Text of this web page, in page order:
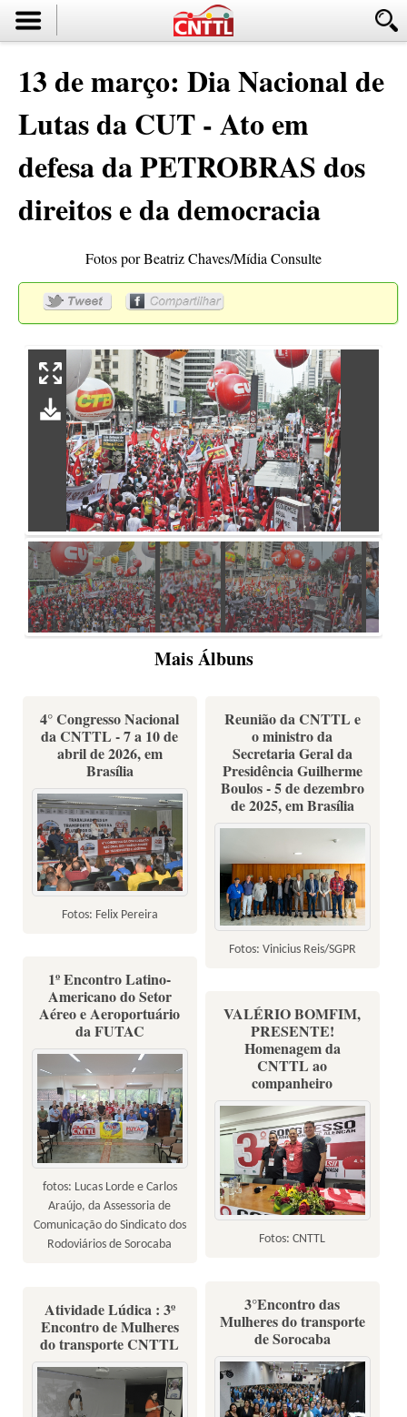
13 de março: Dia Nacional de
Lutas da CUT - Ato em
defesa da PETROBRAS dos
direitos e da democracia
Fotos por Beatriz Chaves/Mídia Consulte
Mais Álbuns
4° Congresso Nacional
da CNTTL - 7 a 10 de
abril de 2026, em
Brasília
Fotos: Felix Pereira
Reunião da CNTTL e
o ministro da
Secretaria Geral da
Presidência Guilherme
Boulos - 5 de dezembro
de 2025, em Brasília
Fotos: Vinicius Reis/SGPR
1º Encontro Latino-
Americano do Setor
Aéreo e Aeroportuário
da FUTAC
fotos: Lucas Lorde e Carlos
Araújo, da Assessoria de
Comunicação do Sindicato dos
Rodoviários de Sorocaba
VALÉRIO BOMFIM,
PRESENTE!
Homenagem da
CNTTL ao
companheiro
Fotos: CNTTL
3°Encontro das
Mulheres do transporte
de Sorocaba
Atividade Lúdica : 3º
Encontro de Mulheres
do transporte CNTTL